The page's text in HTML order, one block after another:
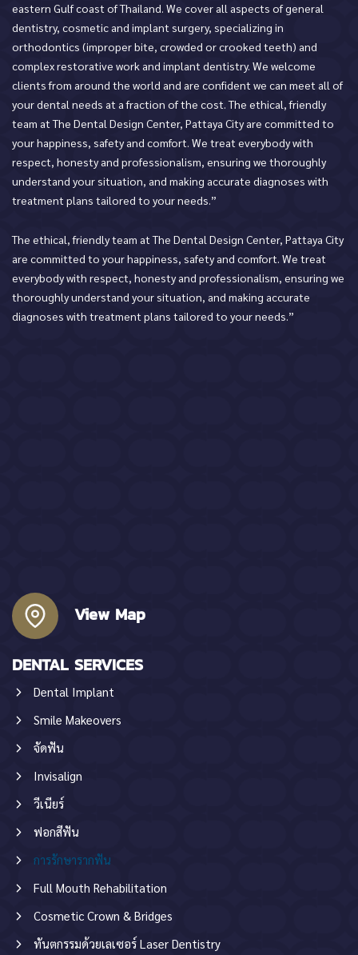
eastern Gulf coast of Thailand. We cover all aspects of general
dentistry, cosmetic and implant surgery, specializing in
orthodontics (improper bite, crowded or crooked teeth) and
complex restorative work and implant dentistry. We welcome
clients from around the world and are confident we can meet all of
your dental needs at a fraction of the cost. The ethical, friendly
team at The Dental Design Center, Pattaya City are committed to
your happiness, safety and comfort. We treat everybody with
respect, honesty and professionalism, ensuring we thoroughly
understand your situation, and making accurate diagnoses with
treatment plans tailored to your needs.”
The ethical, friendly team at The Dental Design Center, Pattaya City
are committed to your happiness, safety and comfort. We treat
everybody with respect, honesty and professionalism, ensuring we
thoroughly understand your situation, and making accurate
diagnoses with treatment plans tailored to your needs.”
View Map
DENTAL SERVICES
Dental Implant
Smile Makeovers
จัดฟัน
Invisalign
วีเนียร์
ฟอกสีฟัน
การรักษารากฟัน
Full Mouth Rehabilitation
Cosmetic Crown & Bridges
ทันตกรรมด้วยเลเซอร์ Laser Dentistry